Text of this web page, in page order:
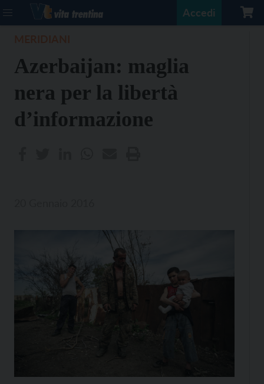
Accedi
Azerbaijan: maglia
nera per la libertà
d’informazione